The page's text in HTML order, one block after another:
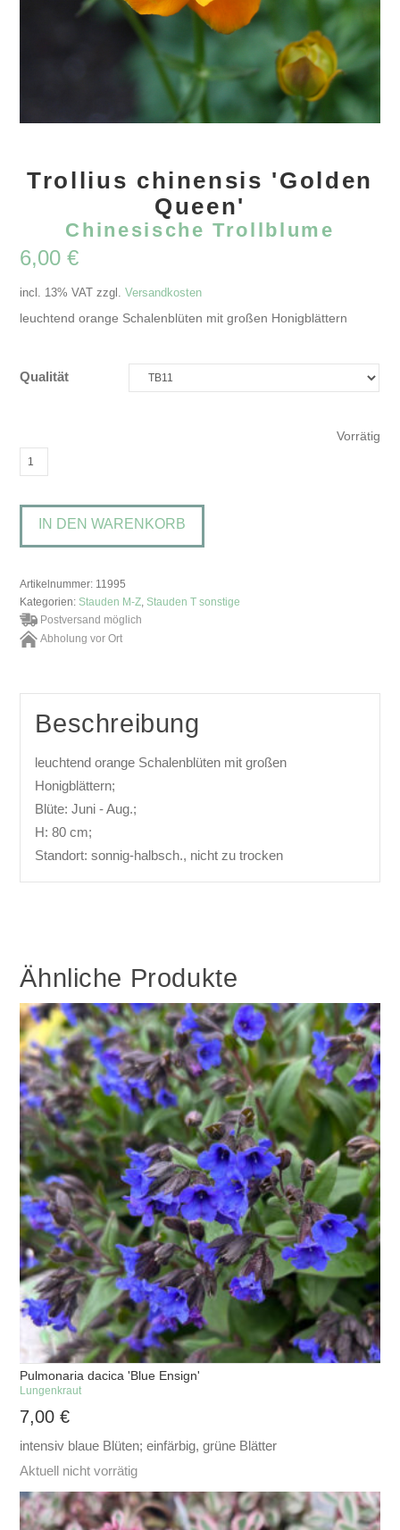
Trollius chinensis 'Golden
Queen'
Chinesische Trollblume
6,00€
incl. 13% VAT zzgl.Versandkosten
leuchtend orange Schalenblüten mit großen Honigblättern
Qualität
Vorrätig
Trollius
'Golden
Queen'Chinesische
Trollblume
IN DEN WARENKORB
Artikelnummer: 11995
Kategorien: Stauden M-Z Stauden T sonstige
Postversand möglich
Abholung vor Ort
Beschreibung
leuchtend orange Schalenblüten mit großen
Honigblättern;
Blüte: Juni - Aug.;
H: 80 cm;
Standort: sonnig-halbsch., nicht zu trocken
Ähnliche Produkte
Pulmonaria dacica 'Blue Ensign'
Lungenkraut
7,00€
intensiv blaue Blüten; einfärbig, grüne Blätter
Aktuell nicht vorrätig